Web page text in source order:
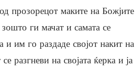
прозорецот маките на Божјите
ги мачат и самата се
и им го раздаде својот накит на
разгневи на својата ќерка и ја